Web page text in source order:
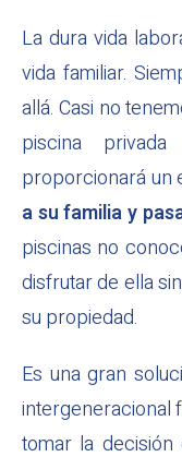
La dura vida
vida familiar.
allá. Casi no
piscina
proporcionará un
a su familia y
piscinas no
disfrutar de ella
su propiedad.
Es una gran
intergeneracional
tomar la